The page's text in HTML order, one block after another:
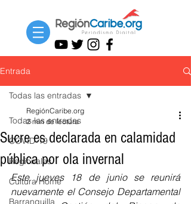
Entrada
Todas las entradas
COVID-19
Regionales
Cultura Home
Barranquilla
Todas las entradas
Sucre es declarada en calamidad
pública por ola invernal
RegiónCaribe.org
2 min de lectura
Este jueves 18 de junio se reunirá
nuevamente el Consejo Departamental